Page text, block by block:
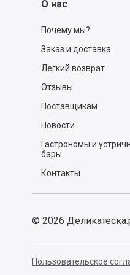
О нас
Почему мы?
Заказ и доставка
Легкий возврат
Отзывы
Поставщикам
Новости
Гастрономы и
бары
Контакты
© 2026
Пользовательское